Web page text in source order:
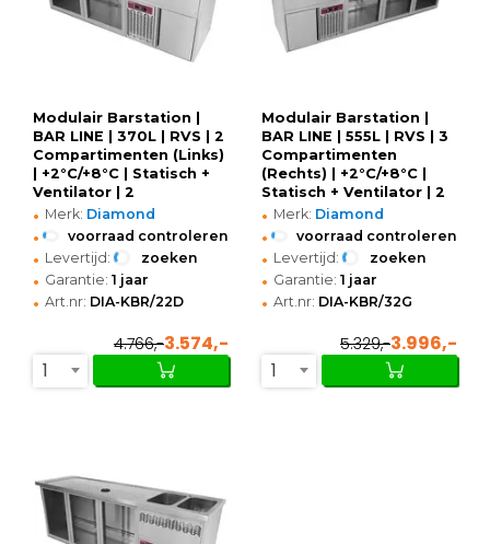
Modulair Barstation |
BAR LINE | 370L | RVS | 2
Compartimenten (Links)
| +2°C/+8°C | Statisch +
Ventilator | 2
Spoelbakken (Rechts) +
Glazenspoeler |
• Merk: Diamond
• voorraad controleren
• Levertijd: zoeken
• Garantie: 1 jaar
• Art.nr: DIA-KBR/22D
4.766,-3.574,-
1
Modulair Barstation |
BAR LINE | 555L | RVS | 3
Compartimenten
(Rechts) | +2°C/+8°C |
Statisch + Ventilator | 2
Spoelbakken (Links) +
Glazenspoeler |
• Merk: Diamond
• voorraad controleren
• Levertijd: zoeken
• Garantie: 1 jaar
• Art.nr: DIA-KBR/32G
5.329,-3.996,-
1